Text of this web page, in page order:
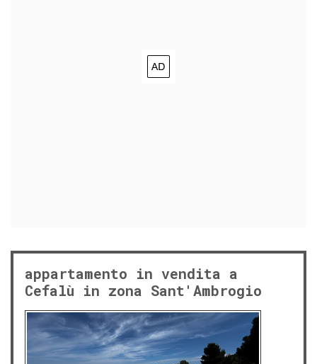
appartamento in vendita a
Cefalù in zona Sant'Ambrogio